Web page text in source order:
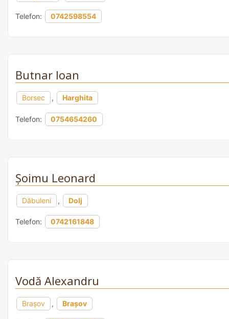
Telefon: 0742598554
Butnar Ioan
Borsec , Harghita
Telefon: 0754654260
Şoimu Leonard
Dăbuleni , Dolj
Telefon: 0742161848
Vodă Alexandru
Brașov , Brașov